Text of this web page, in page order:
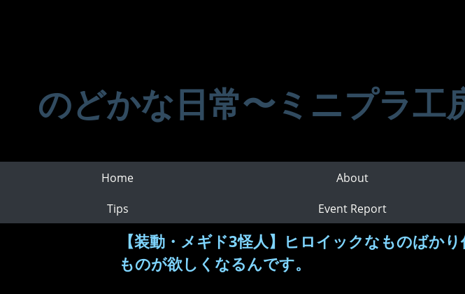
のどかな日常〜ミニプラ工
Home About
Tips
Event Report
【装動・メギド3怪人】ヒロイックなものばか
ものが欲しくなるんです。